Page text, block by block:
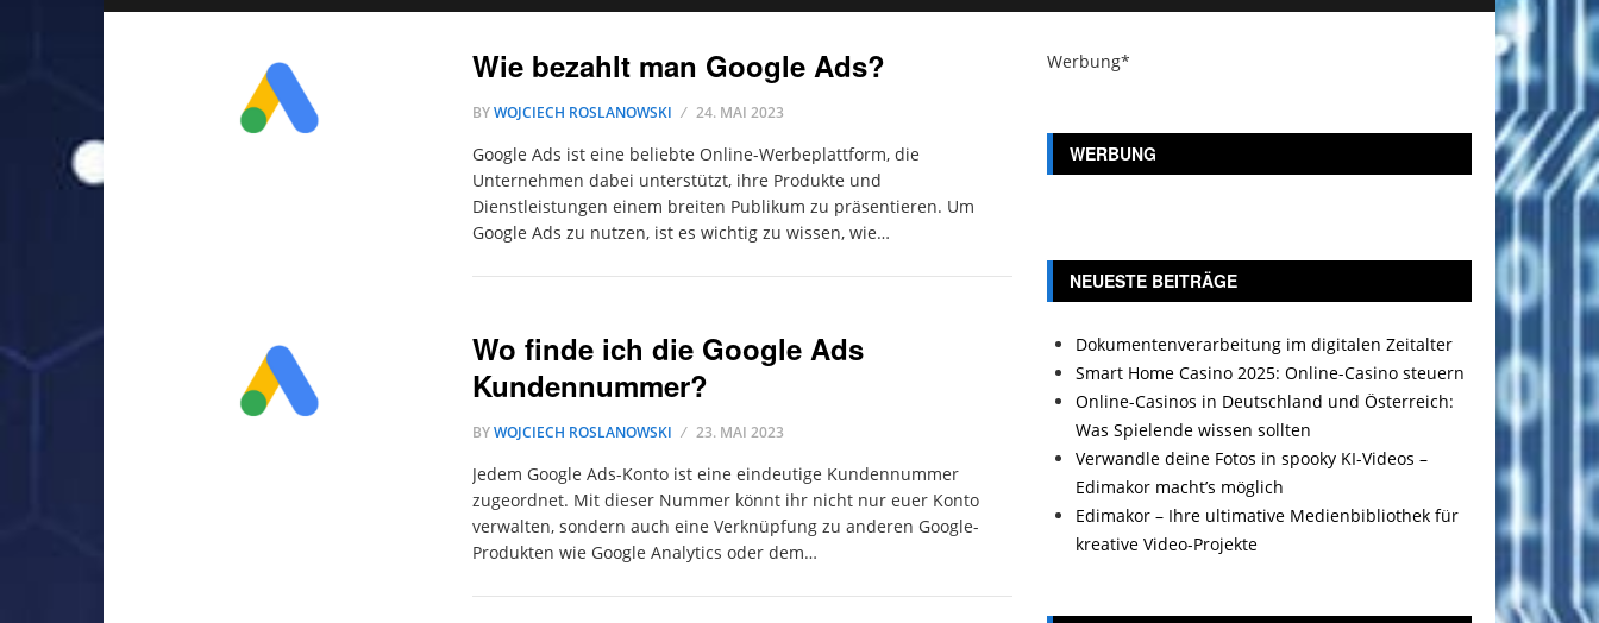
Wie bezahlt man Google Ads?
BYWOJCIECH ROSLANOWSKI 24. MAI 2023
Google Ads ist eine beliebte Online-Werbeplattform, die
Unternehmen dabei unterstützt, ihre Produkte und
Dienstleistungen einem breiten Publikum zu präsentieren. Um
Google Ads zu nutzen, ist es wichtig zu wissen, wie…
Wo finde ich die Google Ads
Kundennummer?
BYWOJCIECH ROSLANOWSKI 23. MAI 2023
Jedem Google Ads-Konto ist eine eindeutige Kundennummer
zugeordnet. Mit dieser Nummer könnt ihr nicht nur euer Konto
verwalten, sondern auch eine Verknüpfung zu anderen Google-
Produkten wie Google Analytics oder dem…
Werbung*
WERBUNG
NEUESTE BEITRÄGE
Dokumentenverarbeitung im digitalen Zeitalter
Smart Home Casino 2025: Online-Casino steuern
Online-Casinos in Deutschland und Österreich:
Was Spielende wissen sollten
Verwandle deine Fotos in spooky KI-Videos –
Edimakor macht’s möglich
Edimakor – Ihre ultimative Medienbibliothek für
kreative Video-Projekte